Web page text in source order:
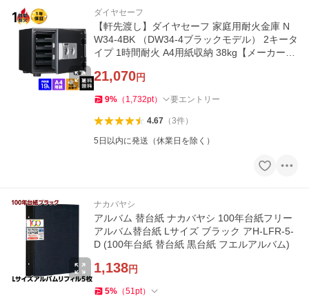
ダイヤセーフ
【軒先渡し】ダイヤセーフ 家庭用耐火金庫 N
W34-4BK （DW34-4ブラックモデル） 2キータ
イプ 1時間耐火 A4用紙収納 38kg【メーカー直
21,070円
9% （ 1,732pt） 要エントリー
4.67（3件）
5日以内に発送（休業日を除く）
ナカバヤシ
アルバム 替台紙 ナカバヤシ 100年台紙フリー
アルバム替台紙 Lサイズ ブラック アH-LFR-5-
D (100年台紙 替台紙 黒台紙 フエルアルバム)
1,138円
5% （51pt）